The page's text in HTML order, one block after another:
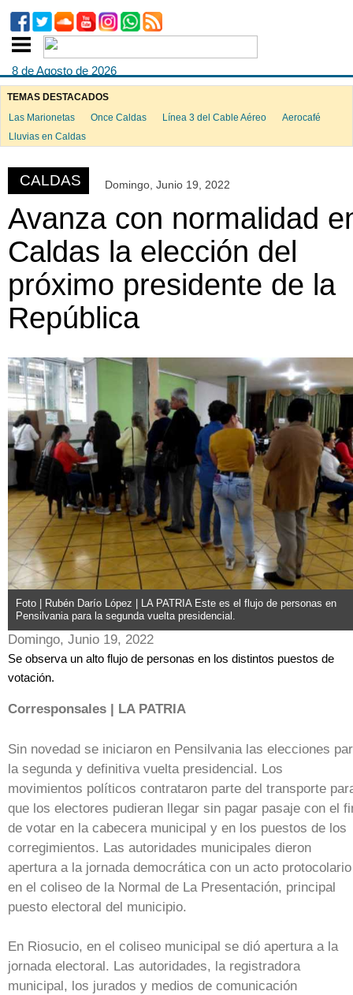
8 de Agosto de 2026
TEMAS DESTACADOS
Las Marionetas
Once Caldas Línea 3 del Cable Aéreo
Aerocafé
Lluvias en Caldas
CALDAS Domingo, Junio 19, 2022
Avanza con normalidad
Caldas la elección del
próximo presidente de la
República
Foto | Rubén Darío López | LA PATRIA Este es el flujo de personas en
Pensilvania para la segunda vuelta presidencial.
Domingo, Junio 19, 2022
Se observa un alto flujo de personas en los distintos puestos de
votación.
Corresponsales | LA PATRIA
Sin novedad se iniciaron en Pensilvania las elecciones
la segunda y definitiva vuelta presidencial. Los
movimientos políticos contrataron parte del transporte
que los electores pudieran llegar sin pagar pasaje con el
de votar en la cabecera municipal y en los puestos de los
corregimientos. Las autoridades municipales dieron
apertura a la jornada democrática con un acto protocolario
en el coliseo de la Normal de La Presentación, principal
puesto electoral del municipio.
En Riosucio, en el coliseo municipal se dió apertura a la
jornada electoral. Las autoridades, la registradora
municipal, los jurados y medios de comunicación